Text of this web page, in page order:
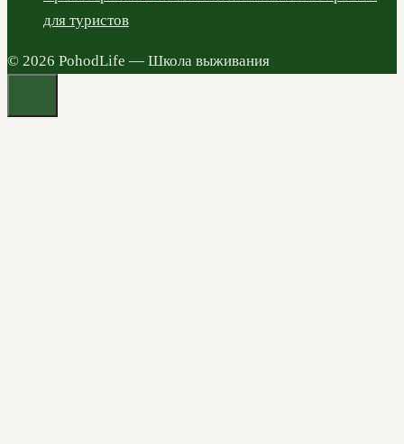
для туристов
© 2026 PohodLife — Школа выживания